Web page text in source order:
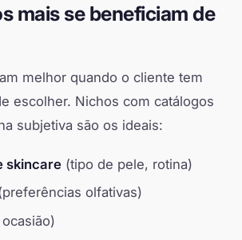
mais se beneficiam de
melhor quando o cliente tem
escolher. Nichos com catálogos
subjetiva são os ideais:
skincare (tipo de pele, rotina)
olfativas)